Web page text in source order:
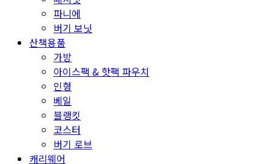
파니에
버기 보닛
산책용품
가방
아이스팩 & 핫팩 파우치
인형
베일
블랭킷
코스터
버기 로브
캐리웨어